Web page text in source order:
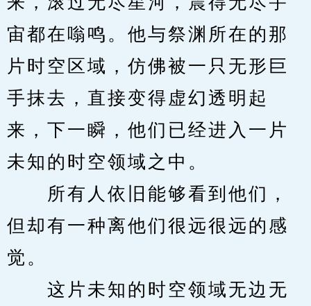
宙都在嗡鸣。他与祭渊所在的那
片时空区域，仿佛被一只无形巨
手抹去，直接变得虚幻透明起
来，下一瞬，他们已经进入一片
未知的时空领域之中。
所有人依旧能够看到他们，
但却有一种离他们很远很远的感
觉。
这片未知的时空领域无边无